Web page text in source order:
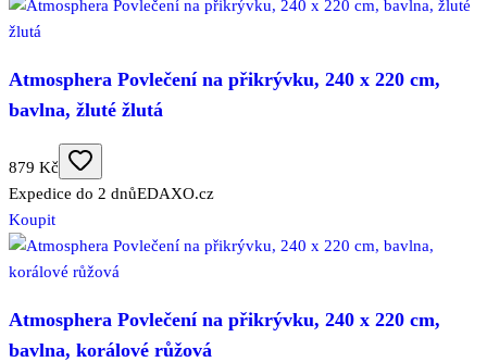
Atmosphera Povlečení na přikrývku, 240 x 220 cm,
bavlna, žluté žlutá
879 Kč
Expedice do 2 dnůEDAXO.cz
Koupit
Atmosphera Povlečení na přikrývku, 240 x 220 cm,
bavlna, korálové růžová